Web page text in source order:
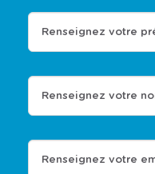
Renseignez votre
Renseignez votre
Renseignez votre